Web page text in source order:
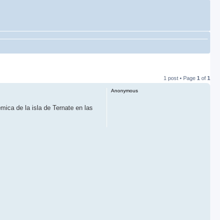
1 post • Page 1 of 1
Anonymous
de la isla de Ternate en las